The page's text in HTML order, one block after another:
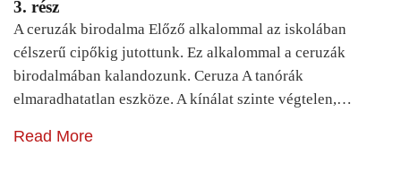
3. rész
A ceruzák birodalma Előző alkalommal az iskolában
célszerű cipőkig jutottunk. Ez alkalommal a ceruzák
birodalmában kalandozunk. Ceruza A tanórák
elmaradhatatlan eszköze. A kínálat szinte végtelen,…
Read More